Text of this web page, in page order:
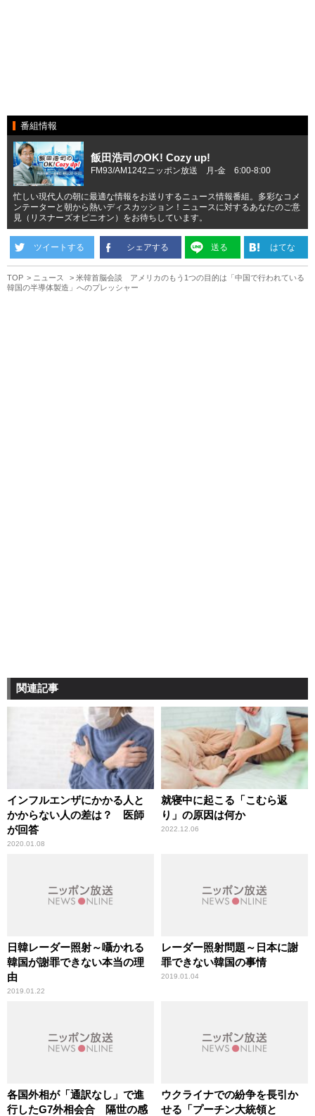
番組情報
飯田浩司のOK! Cozy up!
FM93/AM1242ニッポン放送 月-金 6:00-8:00
忙しい現代人の朝に最適な情報をお送りするニュース情報番組。多彩なコメ
ンテーターと朝から熱いディスカッション！ニュースに対するあなたのご意
見（リスナーズオピニオン）をお待ちしています。
ツイートする シェアする 送る はてな
TOP ニュース
米韓首脳会談 アメリカのもう1つの目的は「中国で行われている
韓国の半導体製造」へのプレッシャー
関連記事
インフルエンザにかかる人と
かからない人の差は？ 医師
が回答
2020.01.08
就寝中に起こる「こむら返
り」の原因は何か
2022.12.06
日韓レーダー照射～囁かれる
韓国が謝罪できない本当の理
由
2019.01.22
レーダー照射問題～日本に謝
罪できない韓国の事情
2019.01.04
各国外相が「通訳なし」で進
行したG7外相会合 隔世の感
ウクライナでの紛争を長引か
せる「プーチン大統領と